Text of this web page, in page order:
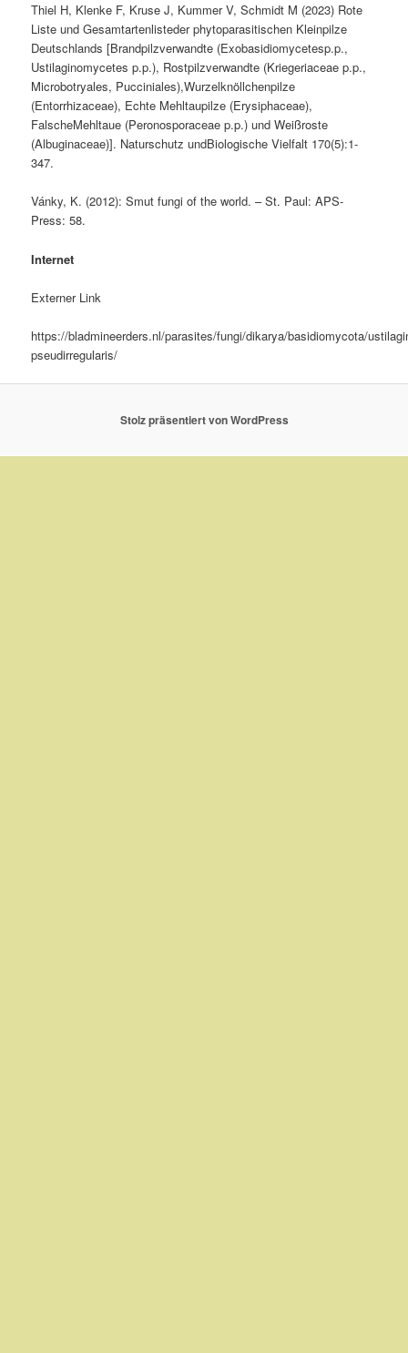
Thiel H, Klenke F, Kruse J, Kummer V, Schmidt M (2023) Rote
Liste und Gesamtartenlisteder phytoparasitischen Kleinpilze
Deutschlands [Brandpilzverwandte (Exobasidiomycetesp.p.,
Ustilaginomycetes p.p.), Rostpilzverwandte (Kriegeriaceae p.p.,
Microbotryales, Pucciniales),Wurzelknöllchenpilze
(Entorrhizaceae), Echte Mehltaupilze (Erysiphaceae),
FalscheMehltaue (Peronosporaceae p.p.) und Weißroste
(Albuginaceae)]. Naturschutz undBiologische Vielfalt 170(5):1-
347.
Vánky, K. (2012): Smut fungi of the world. – St. Paul: APS-
Press: 58.
Internet
Externer Link
https://bladmineerders.nl/parasites/fungi/dikarya/basidiomycota/
pseudirregularis/
Stolz präsentiert von WordPress